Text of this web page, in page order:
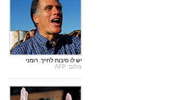
יש לו סיבות לחייך. רומני
צילום: AFP